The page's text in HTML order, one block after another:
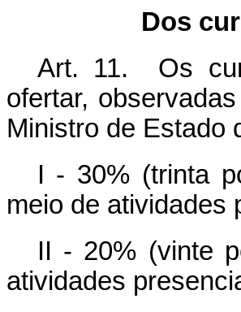
Dos
Art. 11. Os
ofertar,
Ministro de Estado
I - 30% (trinta
meio de atividades
II - 20% (vinte
atividades